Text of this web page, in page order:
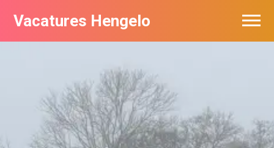
Vacatures Hengelo
Vacatures per bedrijf in Hengelo
Nieuwsbrief feed